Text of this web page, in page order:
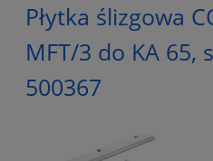
Płytka ślizgowa
MFT/3 do KA 65,
500367